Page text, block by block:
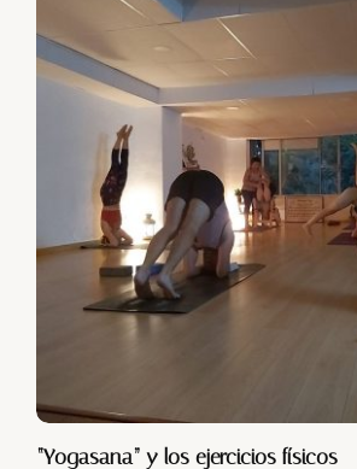
“Yogasana” y los ejercicios físicos